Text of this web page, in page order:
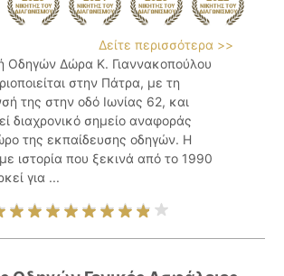
Δείτε περισσότερα >>
Οδηγών Δώρα Κ. Γιαννακοπούλου
στην Πάτρα, με τη
της στην οδό Ιωνίας 62, και
διαχρονικό σημείο αναφοράς
της εκπαίδευσης οδηγών. Η
ιστορία που ξεκινά από το 1990
για ...